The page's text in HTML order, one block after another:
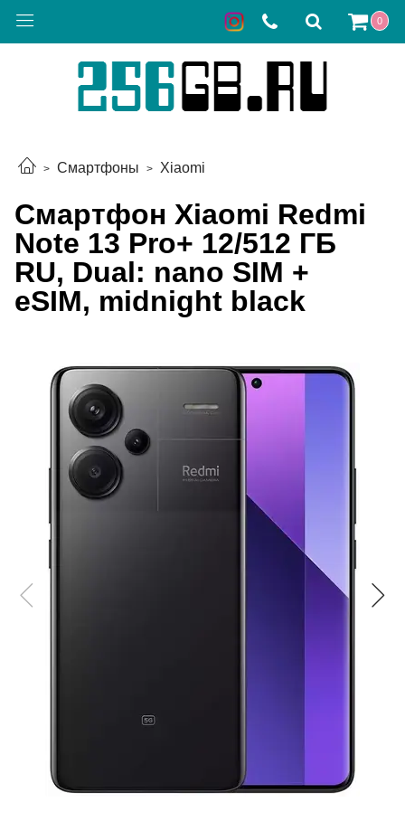
0
Смартфоны Xiaomi
Смартфон Xiaomi Redmi
Note 13 Pro+ 12/512 ГБ
RU, Dual: nano SIM +
eSIM, midnight black